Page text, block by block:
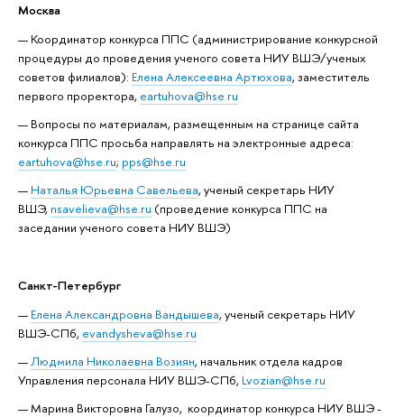
Москва
Координатор конкурса ППС (администрирование конкурсной
процедуры до проведения ученого совета НИУ ВШЭ/ученых
советов филиалов): Елена Алексеевна Артюхова, заместитель
первого проректора, eartuhova@hse.ru
Вопросы по материалам, размещенным на странице сайта
конкурса ППС просьба направлять на электронные адреса:
eartuhova@hse.ru; pps@hse.ru
Наталья Юрьевна Савельева, ученый секретарь НИУ
ВШЭ, nsavelieva@hse.ru (проведение конкурса ППС на
заседании ученого совета НИУ ВШЭ)
Санкт-Петербург
Елена Александровна Вандышева, ученый секретарь НИУ
ВШЭ-СПб, evandysheva@hse.ru
Людмила Николаевна Возиян, начальник отдела кадров
Управления персонала НИУ ВШЭ-СПб, Lvozian@hse.ru
Марина Викторовна Галузо, координатор конкурса НИУ ВШЭ -